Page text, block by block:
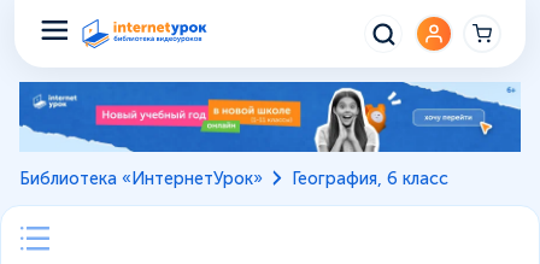
Библиотека «ИнтернетУрок» География, 6 класс